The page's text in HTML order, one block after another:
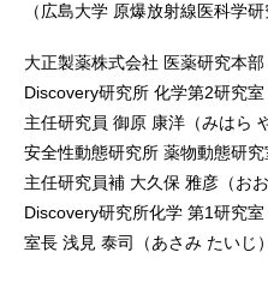
（広島大学 原爆放射線医科学研
大正製薬株式会社 医薬研究本部
Discovery研究所 化学第2研究室
主任研究員 御原 康洋（みはら
安全性動態研究所 薬物動態研究
主任研究員補 大久保 雅彦（お
Discovery研究所化学 第1研究室
室長 浅見 泰司（あさみ たいじ）